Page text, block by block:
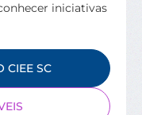
iniciativas
CIEE SC